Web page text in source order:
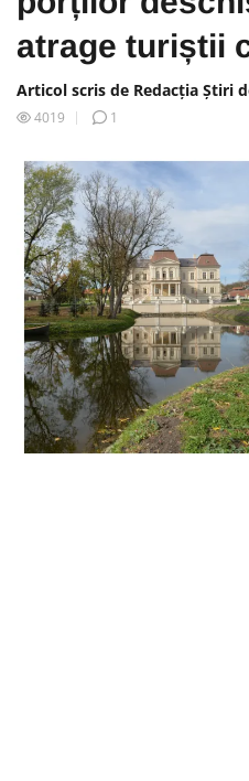
atrage turiștii
Articol scris de Redacția Știri
4019
1